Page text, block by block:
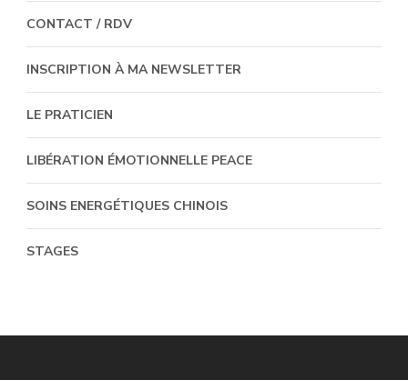
CONTACT / RDV
INSCRIPTION À MA NEWSLETTER
LE PRATICIEN
LIBÉRATION ÉMOTIONNELLE PEACE
SOINS ENERGÉTIQUES CHINOIS
STAGES